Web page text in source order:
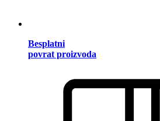
Besplatni
povrat proizvoda